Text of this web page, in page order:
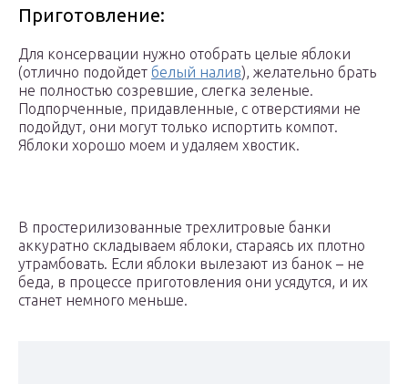
Приготовление:
Для консервации нужно отобрать целые яблоки
(отлично подойдет белый налив), желательно брать
не полностью созревшие, слегка зеленые.
Подпорченные, придавленные, с отверстиями не
подойдут, они могут только испортить компот.
Яблоки хорошо моем и удаляем хвостик.
В простерилизованные трехлитровые банки
аккуратно складываем яблоки, стараясь их плотно
утрамбовать. Если яблоки вылезают из банок – не
беда, в процессе приготовления они усядутся, и их
станет немного меньше.